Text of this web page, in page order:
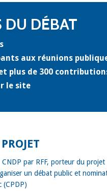
DU DÉBAT
aux réunions
plus de 300
le site
CNDP par RFF, porteur du projet
un débat public et
(CPDP)